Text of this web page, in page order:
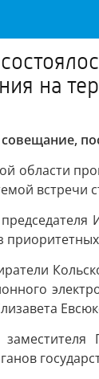
на
области
встречи